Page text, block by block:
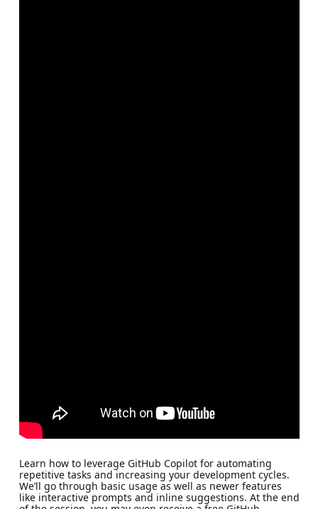
Learn how to leverage GitHub Copilot for automating
repetitive tasks and increasing your development cycles.
We’ll go through basic usage as well as newer features
like interactive prompts and inline suggestions. At the end